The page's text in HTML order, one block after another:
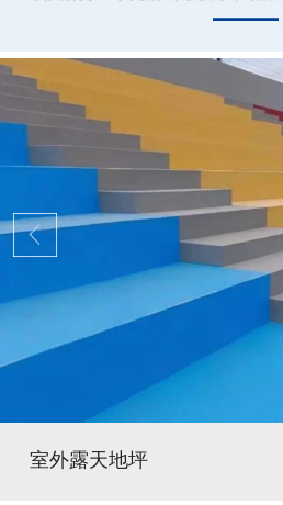
室外露天地坪